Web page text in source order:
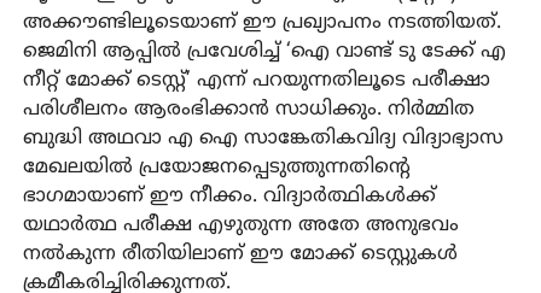
അക്കൗണ്ടിലൂടെയാണ് ഈ പ്രഖ്യാപനം നടത്തിയത്.
ജെമിനി ആപ്പിൽ പ്രവേശിച്ച് ‘ഐ വാണ്ട് ടു ടേക്ക് എ
നീറ്റ് മോക്ക് ടെസ്റ്റ്’ എന്ന് പറയുന്നതിലൂടെ പരീക്ഷാ
പരിശീലനം ആരംഭിക്കാൻ സാധിക്കും. നിർമ്മിത
ബുദ്ധി അഥവാ എ ഐ സാങ്കേതികവിദ്യ വിദ്യാഭ്യാസ
മേഖലയിൽ പ്രയോജനപ്പെടുത്തുന്നതിന്റെ
ഭാഗമായാണ് ഈ നീക്കം. വിദ്യാർത്ഥികൾക്ക്
യഥാർത്ഥ പരീക്ഷ എഴുതുന്ന അതേ അനുഭവം
നൽകുന്ന രീതിയിലാണ് ഈ മോക്ക് ടെസ്റ്റുകൾ
ക്രമീകരിച്ചിരിക്കുന്നത്.